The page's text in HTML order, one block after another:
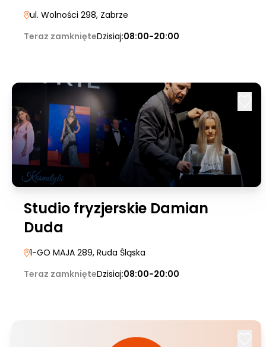
ul. Wolności 298, Zabrze
Teraz zamknięteDzisiaj:08:00-20:00
Studio fryzjerskie Damian
Duda
1-GO MAJA 289, Ruda Śląska
Teraz zamknięteDzisiaj:08:00-20:00